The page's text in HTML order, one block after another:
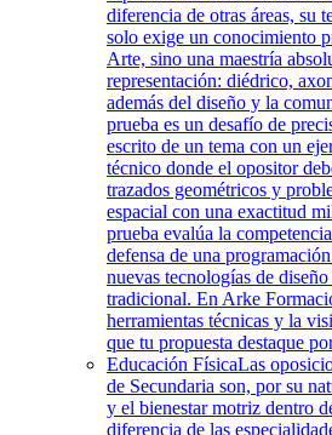
diferencia de otras áreas,
solo exige un conocimiento
Arte, sino una maestría
representación: diédrico,
además del diseño y la
prueba es un desafío de
escrito de un tema con un
técnico donde el opositor
trazados geométricos y
espacial con una exactitud
prueba evalúa la
defensa de una
nuevas tecnologías de
tradicional. En Arke
herramientas técnicas y la
que tu propuesta destaque
Educación FísicaLas
de Secundaria son, por su
y el bienestar motriz dentro
diferencia de las